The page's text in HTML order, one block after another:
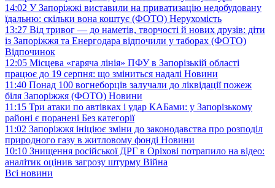
14:02 У Запоріжжі виставили на приватизацію недобудовану
їдальню: скільки вона коштує (ФОТО) Нерухомість
13:27 Від тривог — до наметів, творчості й нових друзів: діти
із Запоріжжя та Енергодара відпочили у таборах (ФОТО)
Відпочинок
12:05 Місцева «гаряча лінія» ПФУ в Запорізькій області
працює до 19 серпня: що зміниться надалі Новини
11:40 Понад 100 вогнеборців залучали до ліквідації пожеж
біля Запоріжжя (ФОТО) Новини
11:15 Три атаки по автівках і удар КАБами: у Запорізькому
районі є поранені Без категорії
11:02 Запоріжжя ініціює зміни до законодавства про розподіл
природного газу в житловому фонді Новини
10:10 Знищення російської ДРГ в Оріхові потрапило на відео:
аналітик оцінив загрозу штурму Війна
Всі новини